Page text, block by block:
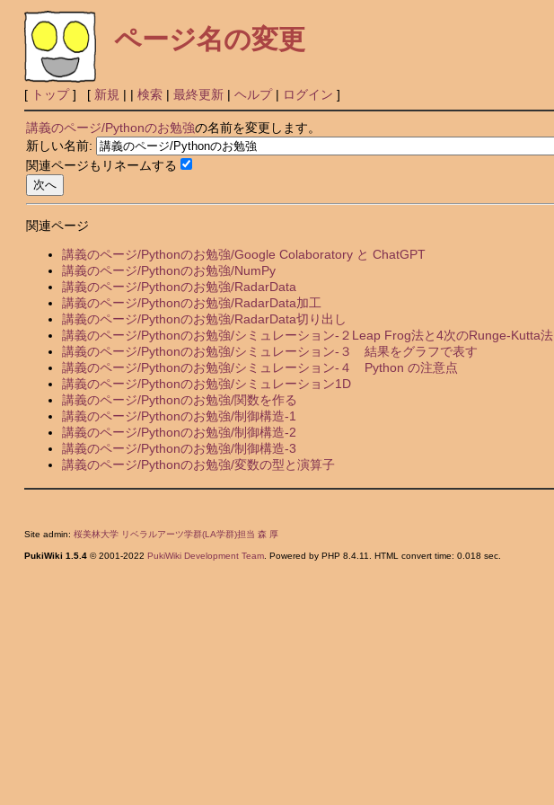
ページ名の変更
[ トップ] [ 新規 | | 検索| 最終更新| ヘルプ| ログイン ]
講義のページ/Pythonのお勉強の名前を変更します。
新しい名前:
関連ページもリネームする
関連ページ
講義のページ/Pythonのお勉強/Google Colaboratory と ChatGPT
講義のページ/Pythonのお勉強/NumPy
講義のページ/Pythonのお勉強/RadarData
講義のページ/Pythonのお勉強/RadarData加工
講義のページ/Pythonのお勉強/RadarData切り出し
講義のページ/Pythonのお勉強/シミュレーション-２Leap Frog法と4次のRunge-Kutta法
講義のページ/Pythonのお勉強/シミュレーション-３ 結果をグラフで表す
講義のページ/Pythonのお勉強/シミュレーション-４ Python の注意点
講義のページ/Pythonのお勉強/シミュレーション1D
講義のページ/Pythonのお勉強/関数を作る
講義のページ/Pythonのお勉強/制御構造-1
講義のページ/Pythonのお勉強/制御構造-2
講義のページ/Pythonのお勉強/制御構造-3
講義のページ/Pythonのお勉強/変数の型と演算子
Site admin: 桜美林大学 リベラルアーツ学群(LA学群)担当 森 厚
PukiWiki 1.5.4© 2001-2022 PukiWiki Development Team. Powered by PHP 8.4.11. HTML convert time: 0.018 sec.